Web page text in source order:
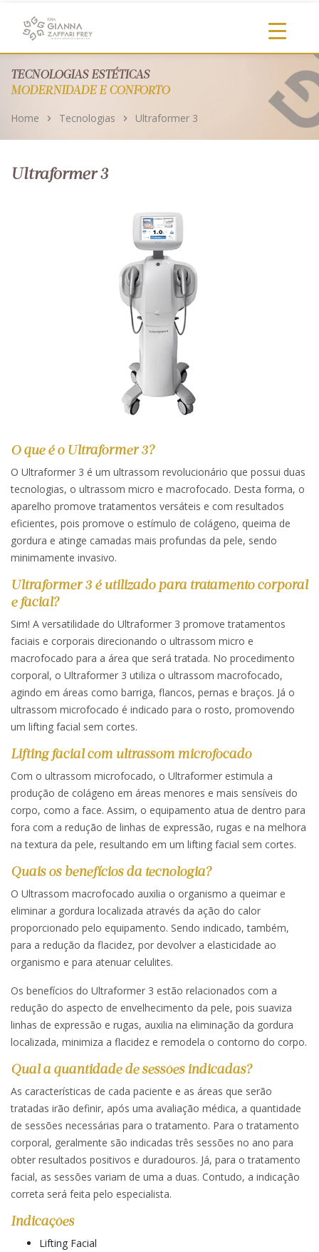
TECNOLOGIAS ESTÉTICAS
MODERNIDADE E CONFORTO
Home Tecnologias Ultraformer 3
Ultraformer 3
O que é o Ultraformer 3?
O Ultraformer 3 é um ultrassom revolucionário que possui duas
tecnologias, o ultrassom micro e macrofocado. Desta forma, o
aparelho promove tratamentos versáteis e com resultados
eficientes, pois promove o estímulo de colágeno, queima de
gordura e atinge camadas mais profundas da pele, sendo
minimamente invasivo.
Ultraformer 3 é utilizado para tratamento corporal
e facial?
Sim! A versatilidade do Ultraformer 3 promove tratamentos
faciais e corporais direcionando o ultrassom micro e
macrofocado para a área que será tratada. No procedimento
corporal, o Ultraformer 3 utiliza o ultrassom macrofocado,
agindo em áreas como barriga, flancos, pernas e braços. Já o
ultrassom microfocado é indicado para o rosto, promovendo
um lifting facial sem cortes.
Lifting facial com ultrassom microfocado
Com o ultrassom microfocado, o Ultraformer estimula a
produção de colágeno em áreas menores e mais sensíveis do
corpo, como a face. Assim, o equipamento atua de dentro para
fora com a redução de linhas de expressão, rugas e na melhora
na textura da pele, resultando em um lifting facial sem cortes.
Quais os benefícios da tecnologia?
O Ultrassom macrofocado auxilia o organismo a queimar e
eliminar a gordura localizada através da ação do calor
proporcionado pelo equipamento. Sendo indicado, também,
para a redução da flacidez, por devolver a elasticidade ao
organismo e para atenuar celulites.
Os benefícios do Ultraformer 3 estão relacionados com a
redução do aspecto de envelhecimento da pele, pois suaviza
linhas de expressão e rugas, auxilia na eliminação da gordura
localizada, minimiza a flacidez e remodela o contorno do corpo.
Qual a quantidade de sessões indicadas?
As características de cada paciente e as áreas que serão
tratadas irão definir, após uma avaliação médica, a quantidade
de sessões necessárias para o tratamento. Para o tratamento
corporal, geralmente são indicadas três sessões no ano para
obter resultados positivos e duradouros. Já, para o tratamento
facial, as sessões variam de uma a duas. Contudo, a indicação
correta será feita pelo especialista.
Indicações
Lifting Facial